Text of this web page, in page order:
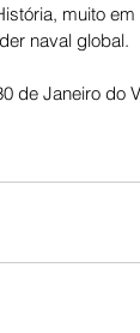
muito
naval global.
de Janeiro do